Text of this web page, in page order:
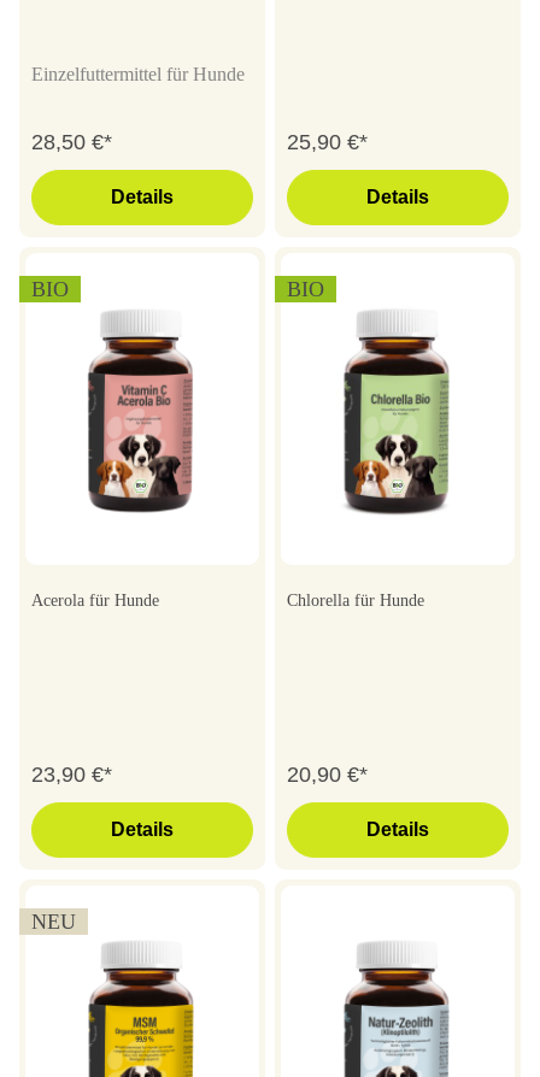
Einzelfuttermittel für Hunde
28,50 €*
Details
25,90 €*
Details
BIO
Acerola für Hunde
23,90 €*
Details
BIO
Chlorella für Hunde
20,90 €*
Details
NEU